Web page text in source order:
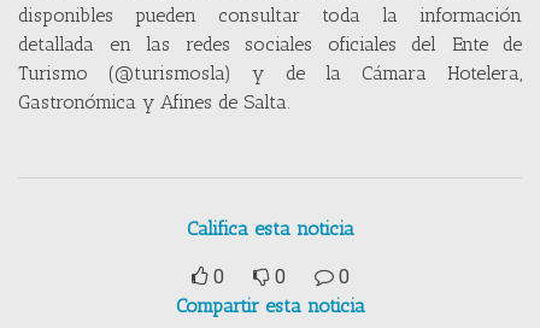
disponibles pueden consultar toda la información
detallada en las redes sociales oficiales del Ente de
Turismo (@turismosla) y de la Cámara Hotelera,
Gastronómica y Afines de Salta.
Califica esta noticia
0 0
0
Compartir esta noticia